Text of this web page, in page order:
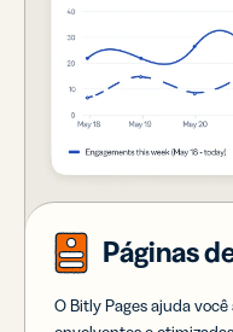
Páginas
O Bitly Pages ajuda